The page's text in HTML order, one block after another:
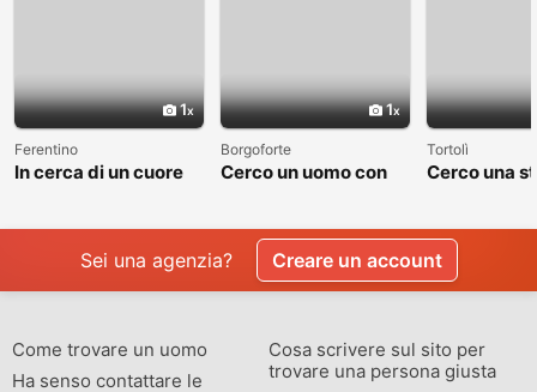
1
Ferentino
In cerca di un cuore
1
Borgoforte
Cerco un uomo con
Tortolì
Cerco una
Sei una agenzia? Creare un account
Come trovare un uomo
Ha senso contattare le
Cosa scrivere sul sito per
trovare una persona giusta